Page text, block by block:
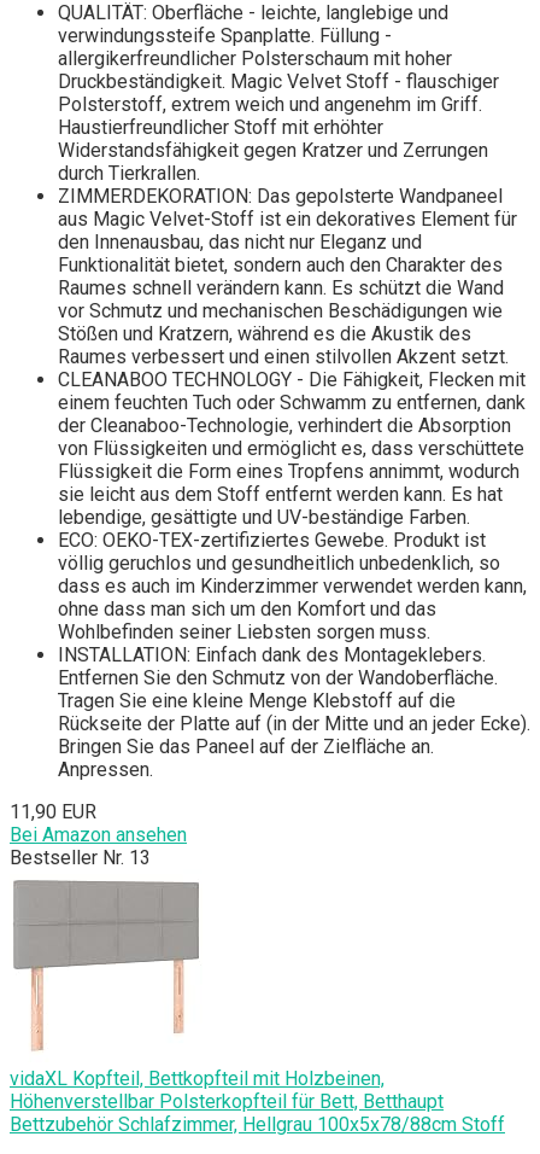
QUALITÄT: Oberfläche - leichte, langlebige und
verwindungssteife Spanplatte. Füllung -
allergikerfreundlicher Polsterschaum mit hoher
Druckbeständigkeit. Magic Velvet Stoff - flauschiger
Polsterstoff, extrem weich und angenehm im Griff.
Haustierfreundlicher Stoff mit erhöhter
Widerstandsfähigkeit gegen Kratzer und Zerrungen
durch Tierkrallen.
ZIMMERDEKORATION: Das gepolsterte Wandpaneel
aus Magic Velvet-Stoff ist ein dekoratives Element für
den Innenausbau, das nicht nur Eleganz und
Funktionalität bietet, sondern auch den Charakter des
Raumes schnell verändern kann. Es schützt die Wand
vor Schmutz und mechanischen Beschädigungen wie
Stößen und Kratzern, während es die Akustik des
Raumes verbessert und einen stilvollen Akzent setzt.
CLEANABOO TECHNOLOGY - Die Fähigkeit, Flecken mit
einem feuchten Tuch oder Schwamm zu entfernen, dank
der Cleanaboo-Technologie, verhindert die Absorption
von Flüssigkeiten und ermöglicht es, dass verschüttete
Flüssigkeit die Form eines Tropfens annimmt, wodurch
sie leicht aus dem Stoff entfernt werden kann. Es hat
lebendige, gesättigte und UV-beständige Farben.
ECO: OEKO-TEX-zertifiziertes Gewebe. Produkt ist
völlig geruchlos und gesundheitlich unbedenklich, so
dass es auch im Kinderzimmer verwendet werden kann,
ohne dass man sich um den Komfort und das
Wohlbefinden seiner Liebsten sorgen muss.
INSTALLATION: Einfach dank des Montageklebers.
Entfernen Sie den Schmutz von der Wandoberfläche.
Tragen Sie eine kleine Menge Klebstoff auf die
Rückseite der Platte auf (in der Mitte und an jeder Ecke).
Bringen Sie das Paneel auf der Zielfläche an.
Anpressen.
11,90 EUR
Bei Amazon ansehen
Bestseller Nr. 13
vidaXL Kopfteil, Bettkopfteil mit Holzbeinen,
Höhenverstellbar Polsterkopfteil für Bett, Betthaupt
Bettzubehör Schlafzimmer, Hellgrau 100x5x78/88cm Stoff